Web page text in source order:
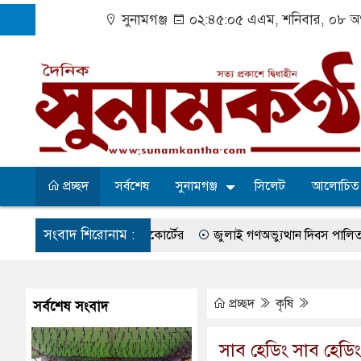
সুনামগঞ্জ ০২:৪৫:০৫ এএম, শনিবার, ০৮
প্রচ্ছদ সর্বশেষ সুনামগঞ্জ সিলেট আলোচিত
সংবাদ শিরোনাম :
নির্দেশ হাইকোর্টের জুলাই গণঅভ্যুত্থান দিবস পালিত সুরমা
সব অভিযোগ প্রত্যাখ্যান আজ জুলাই গণঅভ্যুত্থান দিবস
পরিষদের সম্প্রসারিত প্রশাসনিক ভবনের উদ্বোধন ৫ আগস্ট
প্রচ্ছদ কৃষি
সাব হেডিং সাব
সর্বশেষ সংবাদ